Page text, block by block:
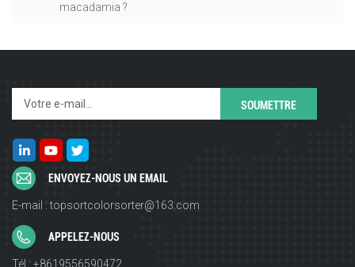
macadamia ?
ENVOYEZ-NOUS UN EMAIL
E-mail : topsortcolorsorter@163.com
APPELEZ-NOUS
Tél : +8619556590472